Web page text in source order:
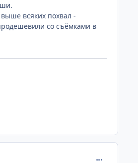
всяких похвал -
со съёмками в